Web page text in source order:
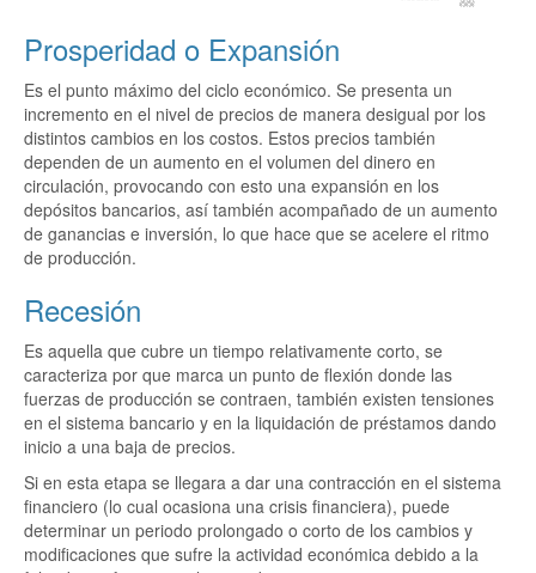
Prosperidad o Expansión
Es el punto máximo del ciclo económico. Se presenta un
incremento en el nivel de precios de manera desigual por los
distintos cambios en los costos. Estos precios también
dependen de un aumento en el volumen del dinero en
circulación, provocando con esto una expansión en los
depósitos bancarios, así también acompañado de un aumento
de ganancias e inversión, lo que hace que se acelere el ritmo
de producción.
Recesión
Es aquella que cubre un tiempo relativamente corto, se
caracteriza por que marca un punto de flexión donde las
fuerzas de producción se contraen, también existen tensiones
en el sistema bancario y en la liquidación de préstamos dando
inicio a una baja de precios.
Si en esta etapa se llegara a dar una contracción en el sistema
financiero (lo cual ocasiona una crisis financiera), puede
determinar un periodo prolongado o corto de los cambios y
modificaciones que sufre la actividad económica debido a la